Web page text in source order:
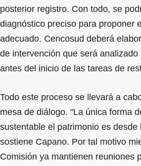
posterior registro. Con todo, se
diagnóstico preciso para proponer
adecuado. Cencosud deberá
de intervención que será analizado
antes del inicio de las tareas de
Todo este proceso se llevará a
mesa de diálogo. "La única forma
sustentable el patrimonio es desde
sostiene Capano. Por tal motivo
Comisión ya mantienen reuniones